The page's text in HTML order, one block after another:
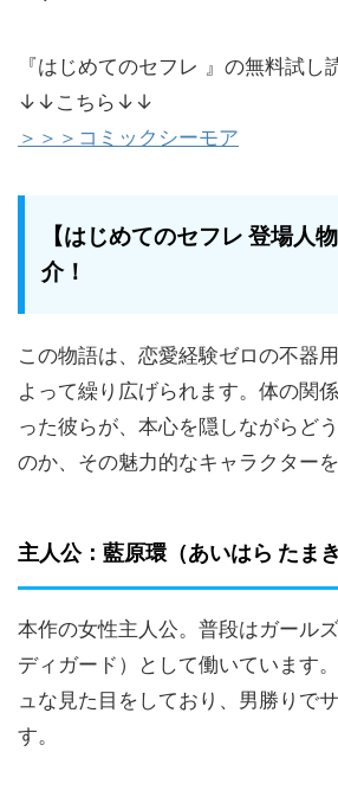
『はじめてのセフレ 』の無料試し
↓↓こちら↓↓
＞＞＞コミックシーモア
【はじめてのセフレ 登場人
介！
この物語は、恋愛経験ゼロの不器
よって繰り広げられます。体の関
った彼らが、本心を隠しながらど
のか、その魅力的なキャラクターを
主人公：藍原環（あいはら たまき
本作の女性主人公。普段はガール
ディガード）として働いています
ュな見た目をしており、男勝りで
す。